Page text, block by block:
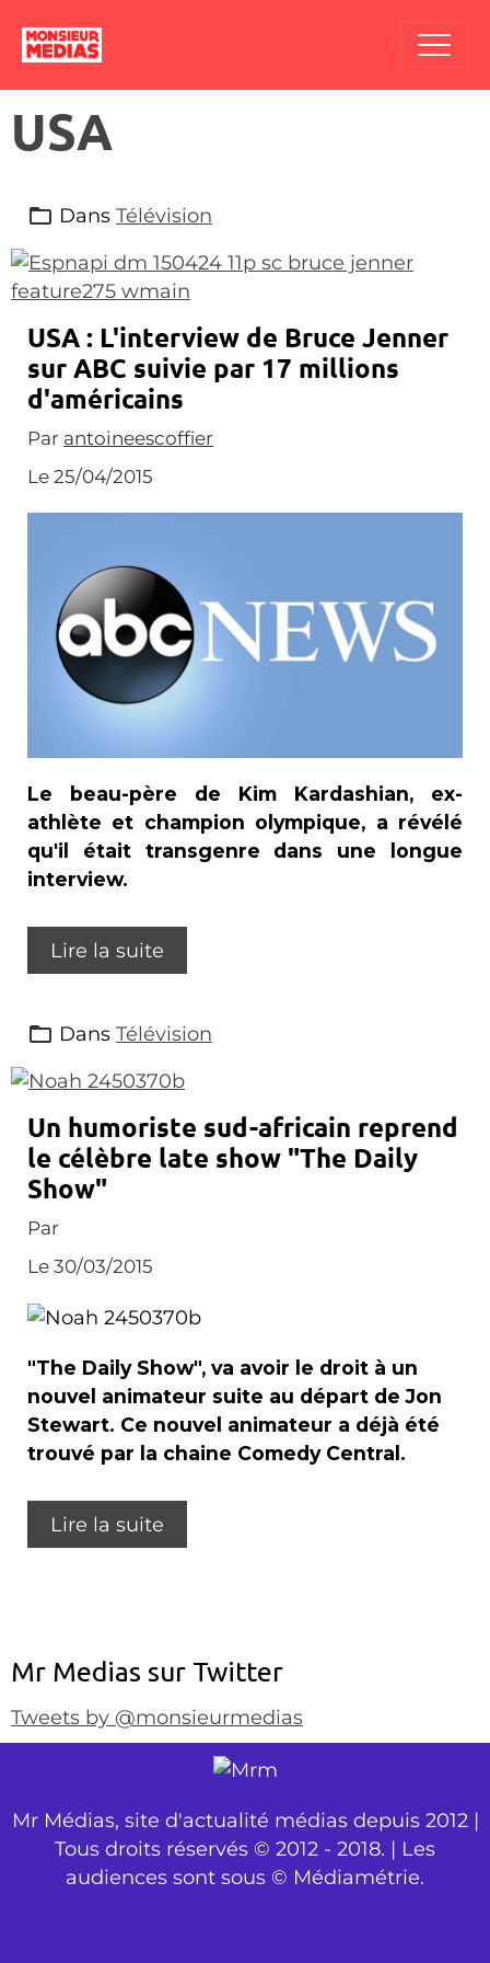
USA
Dans Télévision
USA : L'interview de Bruce Jenner
sur ABC suivie par 17 millions
d'américains
Par antoineescoffier
Le 25/04/2015
Le beau-père de Kim Kardashian, ex-
athlète et champion olympique, a révélé
qu'il était transgenre dans une longue
interview.
Lire la suite
Dans Télévision
Un humoriste sud-africain reprend
le célèbre late show "The Daily
Show"
Par
Le 30/03/2015
"The Daily Show", va avoir le droit à un
nouvel animateur suite au départ de Jon
Stewart. Ce nouvel animateur a déjà été
trouvé par la chaine Comedy Central.
Lire la suite
Mr Medias sur Twitter
Tweets by @monsieurmedias
Mr Médias, site d'actualité médias depuis 2012 |
Tous droits réservés © 2012 - 2018. | Les
audiences sont sous © Médiamétrie.